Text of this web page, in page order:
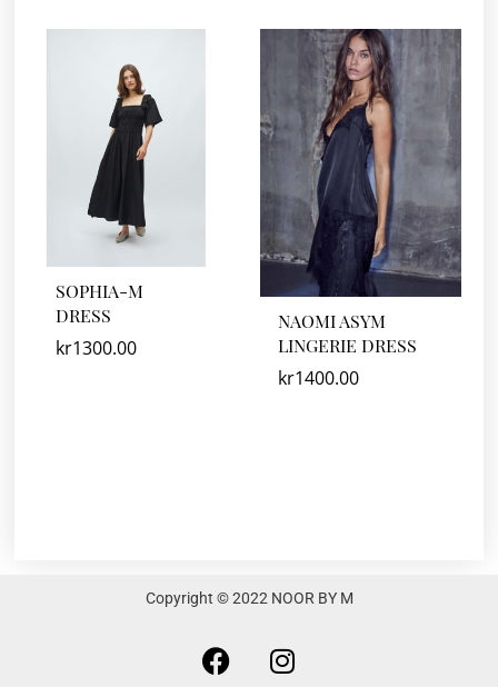
SOPHIA-M
DRESS
kr1300.00
NAOMI ASYM
LINGERIE DRESS
kr1400.00
Copyright © 2022 NOOR BY M
F
a
I
n